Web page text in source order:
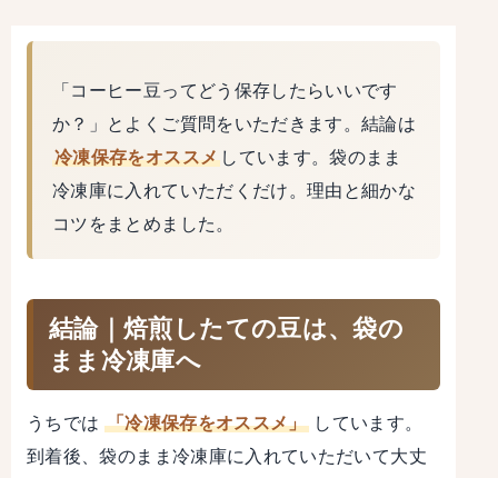
「コーヒー豆ってどう保存したらいいです
か？」とよくご質問をいただきます。結論は
冷凍保存をオススメ しています。袋のまま
冷凍庫に入れていただくだけ。理由と細かな
コツをまとめました。
結論｜焙煎したての豆は、袋の
まま冷凍庫へ
うちでは 「冷凍保存をオススメ」しています。
到着後、袋のまま冷凍庫に入れていただいて大丈